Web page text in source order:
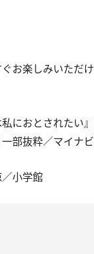
お楽しみいただ
におとされたい
部抜粋／マイナビ
／小学館